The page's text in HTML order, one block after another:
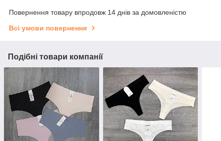
Повернення товару впродовж 14 днів за домовленістю
Всі умови повернення
Подібні товари компанії